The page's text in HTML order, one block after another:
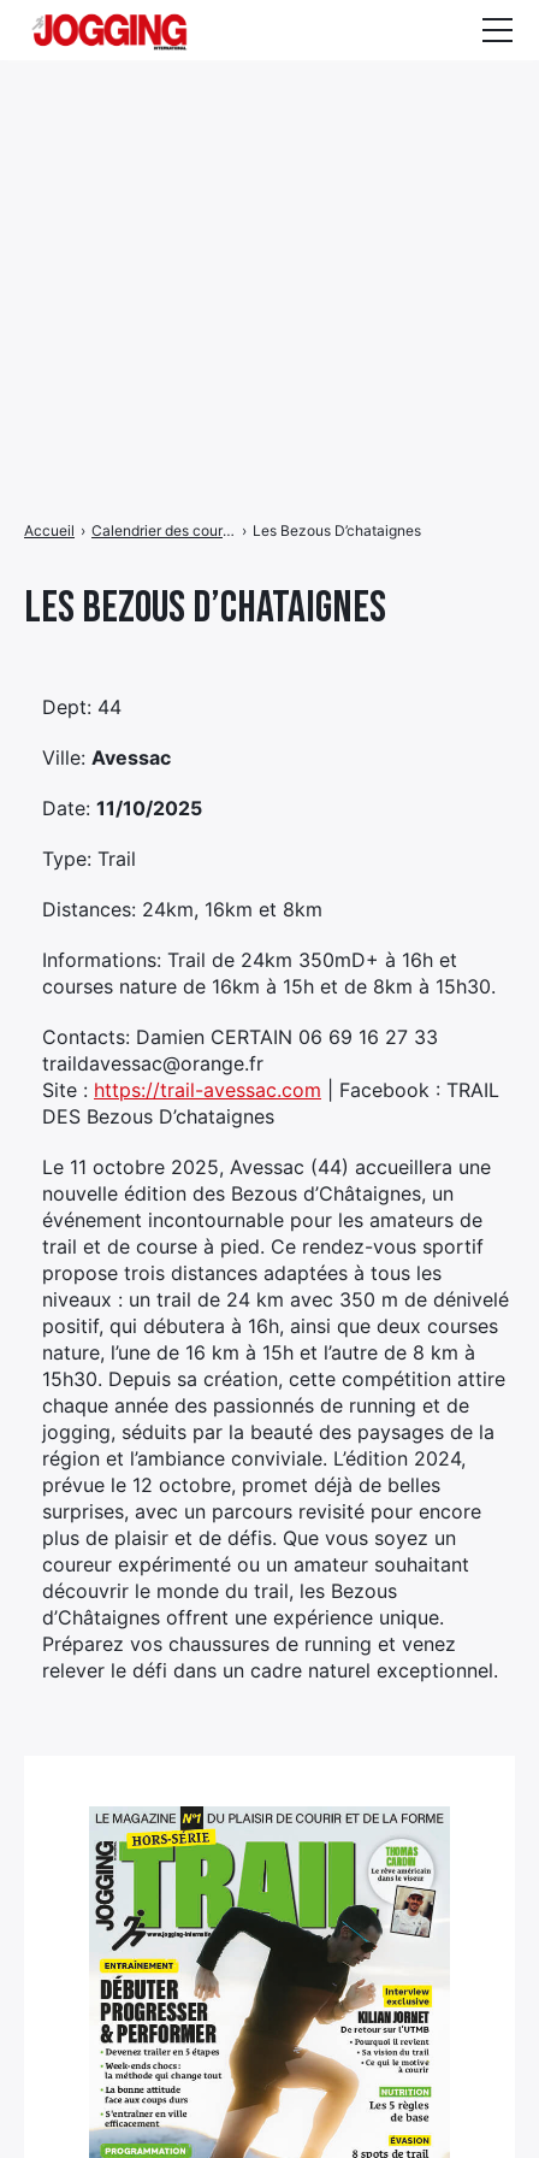
Les Bezous D’chataignes
Accueil › Calendrier des courses › Les Bezous D’chataignes
Dept: 44
Ville: Avessac
Date: 11/10/2025
Type: Trail
Distances: 24km, 16km et 8km
Informations: Trail de 24km 350mD+ à 16h et
courses nature de 16km à 15h et de 8km à 15h30.
Contacts: Damien CERTAIN 06 69 16 27 33
traildavessac@orange.fr
Site : https://trail-avessac.com | Facebook : TRAIL
DES Bezous D’chataignes
Le 11 octobre 2025, Avessac (44) accueillera une
nouvelle édition des Bezous d’Châtaignes, un
événement incontournable pour les amateurs de
trail et de course à pied. Ce rendez-vous sportif
propose trois distances adaptées à tous les
niveaux : un trail de 24 km avec 350 m de dénivelé
positif, qui débutera à 16h, ainsi que deux courses
nature, l’une de 16 km à 15h et l’autre de 8 km à
15h30. Depuis sa création, cette compétition attire
chaque année des passionnés de running et de
jogging, séduits par la beauté des paysages de la
région et l’ambiance conviviale. L’édition 2024,
prévue le 12 octobre, promet déjà de belles
surprises, avec un parcours revisité pour encore
plus de plaisir et de défis. Que vous soyez un
coureur expérimenté ou un amateur souhaitant
découvrir le monde du trail, les Bezous
d’Châtaignes offrent une expérience unique.
Préparez vos chaussures de running et venez
relever le défi dans un cadre naturel exceptionnel.
de
ÉlémentÉlément